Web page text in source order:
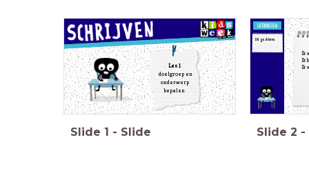
Les 1
doelgroep en
onderwerp
bepalen
Slide 1 - Slide
Ik
Ik
Ik
Dit ga ik leren.
Slide 2 -